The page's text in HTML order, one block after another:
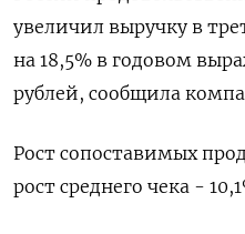
увеличил выручку в
на 18,5% в годовом
рублей, сообщила
Рост сопоставимых
рост среднего чека -